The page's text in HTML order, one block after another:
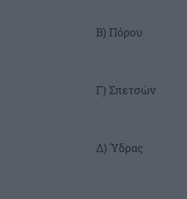
Β) Πόρου
Γ) Σπετσών
Δ) Ύδρας